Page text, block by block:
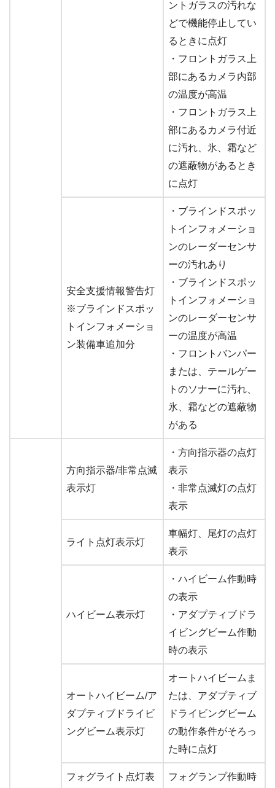
ントガラスの汚れな
どで機能停止してい
るときに点灯
・フロントガラス上
部にあるカメラ内部
の温度が高温
・フロントガラス上
部にあるカメラ付近
に汚れ、氷、霜など
の遮蔽物があるとき
に点灯
安全支援情報警告灯
※ブラインドスポッ
トインフォメーショ
ン装備車追加分
・ブラインドスポッ
トインフォメーショ
ンのレーダーセンサ
ーの汚れあり
・ブラインドスポッ
トインフォメーショ
ンのレーダーセンサ
ーの温度が高温
・フロントバンパー
または、テールゲー
トのソナーに汚れ、
氷、霜などの遮蔽物
がある
方向指示器/非常点滅
表示灯
・方向指示器の点灯
表示
・非常点滅灯の点灯
表示
ライト点灯表示灯
車幅灯、尾灯の点灯
表示
ハイビーム表示灯
・ハイビーム作動時
の表示
・アダプティブドラ
イビングビーム作動
時の表示
オートハイビーム/ア
ダプティブドライビ
ングビーム表示灯
オートハイビームま
たは、アダプティブ
ドライビングビーム
の動作条件がそろっ
た時に点灯
フォグライト点灯表
フォグランプ作動時